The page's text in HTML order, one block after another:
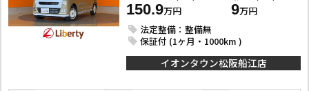
150.9万円 9万円
法定整備：整備無
保証付 (1ヶ月・1000km )
イオンタウン松阪船江店